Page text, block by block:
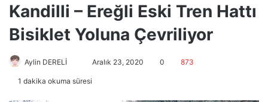
Kandilli – Ereğli Eski Tren Hattı
Bisiklet Yoluna Çevriliyor
Aylin DERELİ Aralık 23, 2020 0 873
1 dakika okuma süresi